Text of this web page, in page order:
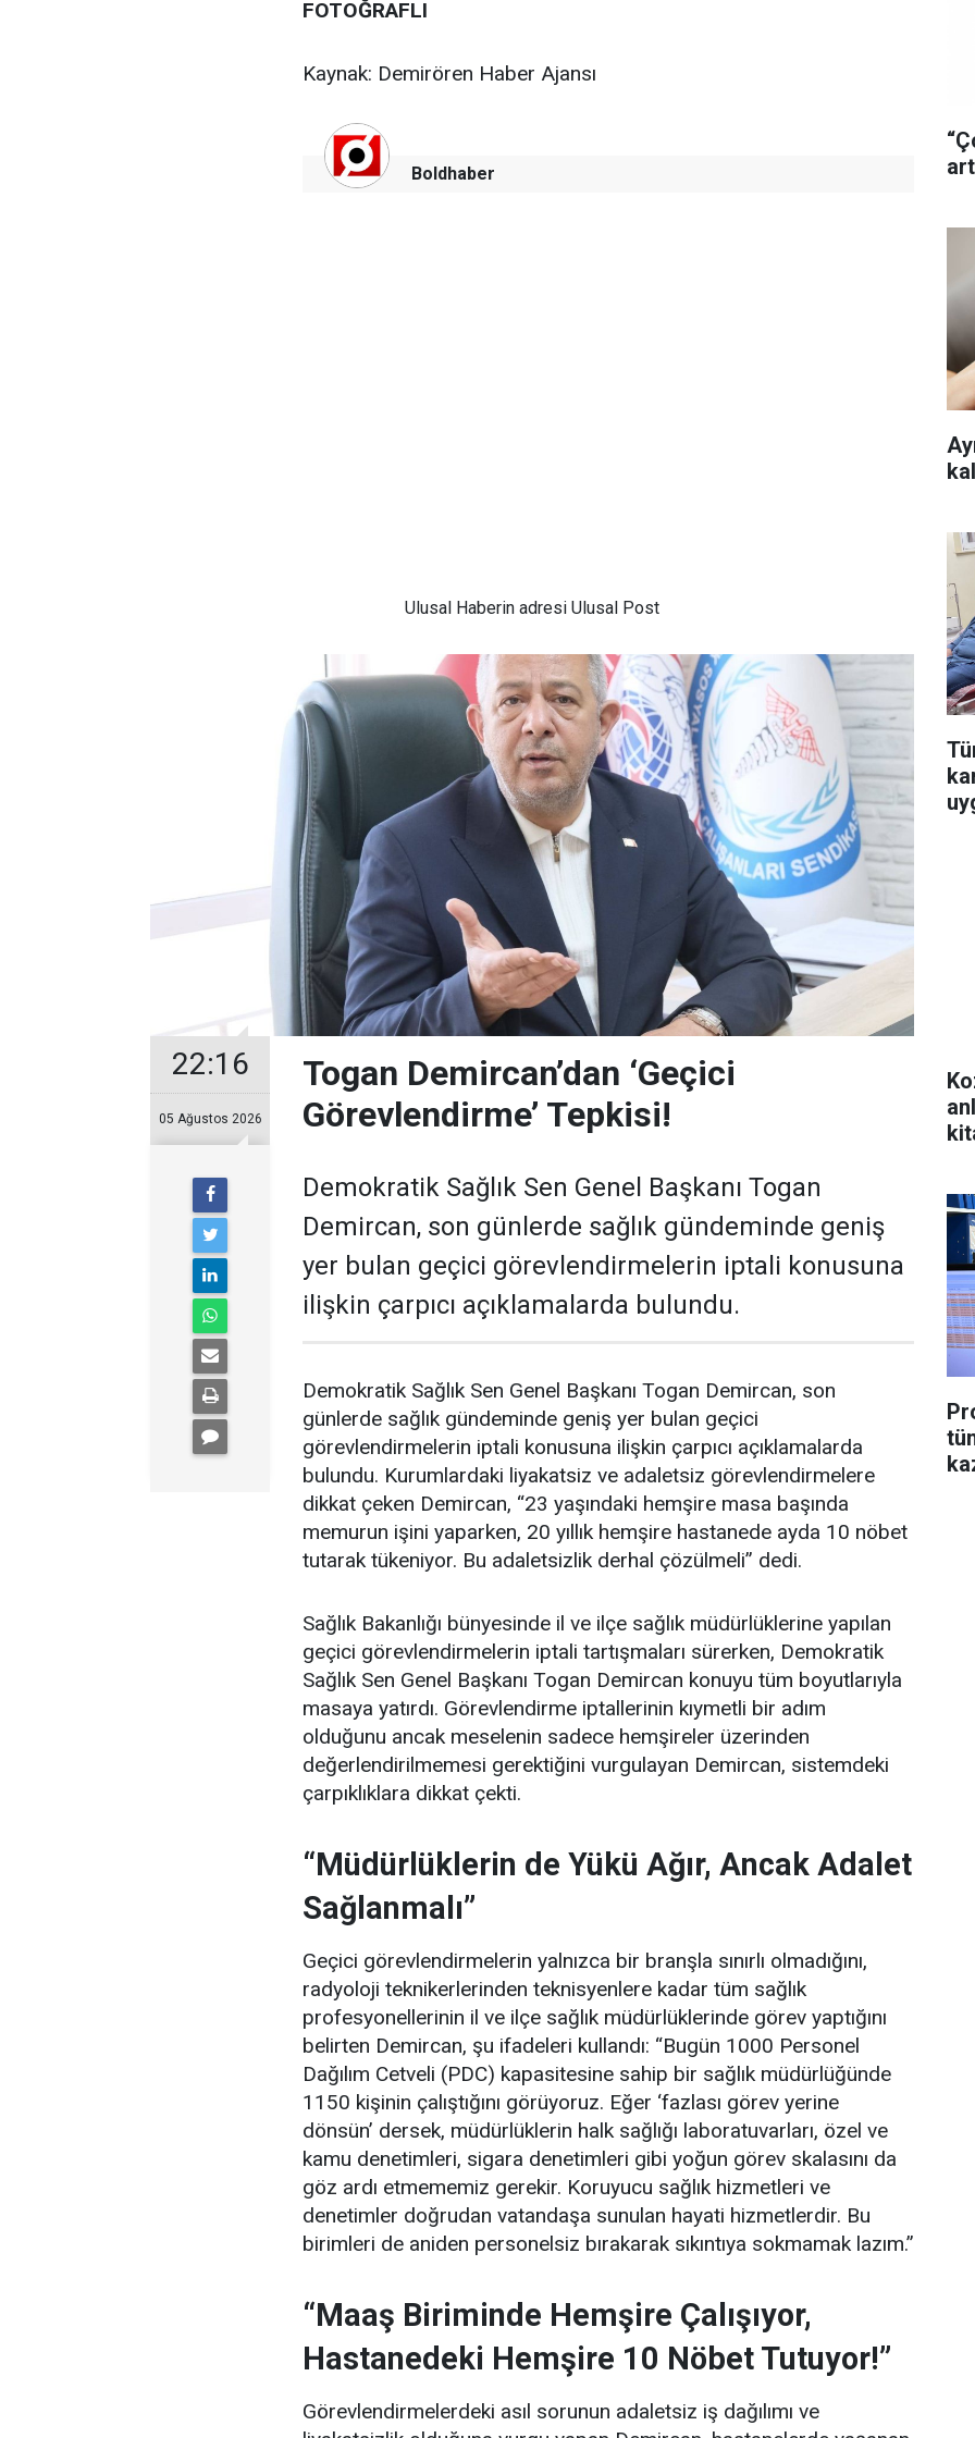
FOTOĞRAFLI
Kaynak: Demirören Haber Ajansı
Boldhaber
Ulusal Haberin adresi Ulusal Post
22:16
05 Ağustos 2026
Togan Demircan’dan ‘Geçici
Görevlendirme’ Tepkisi!
Demokratik Sağlık Sen Genel Başkanı Togan
Demircan, son günlerde sağlık gündeminde geniş
yer bulan geçici görevlendirmelerin iptali konusuna
ilişkin çarpıcı açıklamalarda bulundu.
Demokratik Sağlık Sen Genel Başkanı Togan Demircan, son
günlerde sağlık gündeminde geniş yer bulan geçici
görevlendirmelerin iptali konusuna ilişkin çarpıcı açıklamalarda
bulundu. Kurumlardaki liyakatsiz ve adaletsiz görevlendirmelere
dikkat çeken Demircan, “23 yaşındaki hemşire masa başında
memurun işini yaparken, 20 yıllık hemşire hastanede ayda 10 nöbet
tutarak tükeniyor. Bu adaletsizlik derhal çözülmeli” dedi.
Sağlık Bakanlığı bünyesinde il ve ilçe sağlık müdürlüklerine yapılan
geçici görevlendirmelerin iptali tartışmaları sürerken, Demokratik
Sağlık Sen Genel Başkanı Togan Demircan konuyu tüm boyutlarıyla
masaya yatırdı. Görevlendirme iptallerinin kıymetli bir adım
olduğunu ancak meselenin sadece hemşireler üzerinden
değerlendirilmemesi gerektiğini vurgulayan Demircan, sistemdeki
çarpıklıklara dikkat çekti.
“Müdürlüklerin de Yükü Ağır, Ancak Adalet
Sağlanmalı”
Geçici görevlendirmelerin yalnızca bir branşla sınırlı olmadığını,
radyoloji teknikerlerinden teknisyenlere kadar tüm sağlık
profesyonellerinin il ve ilçe sağlık müdürlüklerinde görev yaptığını
belirten Demircan, şu ifadeleri kullandı: “Bugün 1000 Personel
Dağılım Cetveli (PDC) kapasitesine sahip bir sağlık müdürlüğünde
1150 kişinin çalıştığını görüyoruz. Eğer ‘fazlası görev yerine
dönsün’ dersek, müdürlüklerin halk sağlığı laboratuvarları, özel ve
kamu denetimleri, sigara denetimleri gibi yoğun görev skalasını da
göz ardı etmememiz gerekir. Koruyucu sağlık hizmetleri ve
denetimler doğrudan vatandaşa sunulan hayati hizmetlerdir. Bu
birimleri de aniden personelsiz bırakarak sıkıntıya sokmamak lazım.”
“Maaş Biriminde Hemşire Çalışıyor,
Hastanedeki Hemşire 10 Nöbet Tutuyor!”
Görevlendirmelerdeki asıl sorunun adaletsiz iş dağılımı ve